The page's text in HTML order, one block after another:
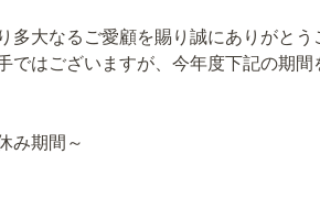
多大なるご愛顧を賜り誠にありがとう
ではございますが、今年度下記の期間
み期間～